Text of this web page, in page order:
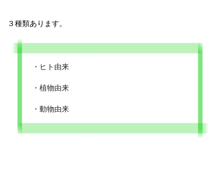
３種類あります。
・ヒト由来
・植物由来
・動物由来